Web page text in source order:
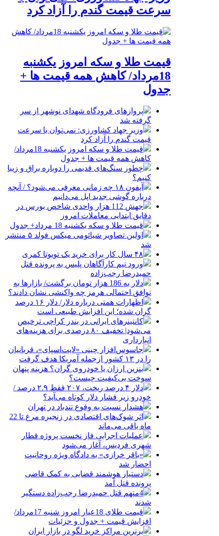
سرعت قیمت گندم را آزاد کرد
قیمت طلا و سکه امروز یکشنبه
18مرداد/ کاهش همه قیمت ها +
جدول
پروازهای فرودگاه شهدای نوشهر از سر
گرفته شد
وزیر جهاد کشاورزی: نمی‌توان با سرعت
قیمت گندم را آزاد کرد
قیمت طلا و سکه امروز یکشنبه 18مرداد/
کاهش همه قیمت ها + جدول
چطور سنگ‌های قدیمی را دوباره براق و زیبا
کنیم؟
آیفون ۱۸ چه زمانی معرفی می‌شود؟ / آنچه
درباره گوشی جدید اپل می‌دانیم
جهش 112 هزار واحدی شاخص بورس در
دقایق ابتدایی معاملات امروز
قیمت طلا و سکه یکشنبه 18 مرداد+ جدول
اولین تصاویر شیائومی میکس فولد ۵ منتشر
شد
۴۸ سال کار برای خرید یک تویوتا کمری
ورود تیم کارآگاهان پلیس به پرونده قتل
حمیدرضا رجب‌زاده
دلار به 186 هزار تومان برگشت/ بازارها به
توافق احتمالی هرمز چه واکنشی نشان دادند؟
اظهارات همتی درباره دلار/ دلار ۱۶ درصد
گران شده؛ این افزایش طبیعی است
کانتینرهای ایرانی در بندر کراچی ترخیص
می‌شود| تخفیف ۸۰ درصدی برای هزینه‌های
انبارداری
جاسوس‌افزار چینی «لایت‌اسپای»، قربانیان
را در ۱۳ کشور ازجمله آمریکا هدف گرفت
بنزین ارزان یا خودروی گران؟ هزینه پنهان
سوخت بی‌کیفیت چیست؟
دلار ۴ درصد ریخت، ۲۰۷ فقط ۲.۹ درصد /
خودرو زیر فشار دلار کوتاه می‌آید؟
هشدار نسبت به وفوع تندباد در تهران
اثر شوک‌های اقتصادی در زنجیره مرغ تا 22
ماه باقی می‌ماند
عملیات اجرایی فاز نخست پروژه قطار
شهری فردیس، آغاز می‌شود
«باقر خرازی» به دادگاه ویژه روحانیت
احضار شد
دستیار هوشمند قضایی به کمک قاضی
پرونده قتل آمد
4متهم قتل حمیدرضا رجب‌زاده دستگیر
شدند
قیمت طلای 18عیار امروز شنبه 17مرداد/
افزایش قیمت + جدول و جزئیات
برترین مراکز خرید لگو در بازار ایران